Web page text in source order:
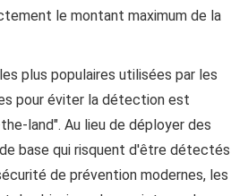
le montant maximum de la
plus populaires utilisées par les
pour éviter la détection est
land". Au lieu de déployer des
base qui risquent d'être détectés
de prévention modernes, les